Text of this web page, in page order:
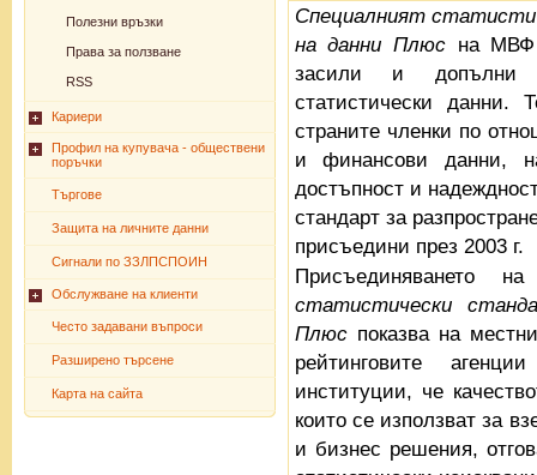
Полезни връзки
Права за ползване
RSS
Кариери
Профил на купувача - обществени
поръчки
Търгове
Защита на личните данни
Сигнали по ЗЗЛПСПОИН
Обслужване на клиенти
Често задавани въпроси
Разширено търсене
Карта на сайта
Специалният
на данни Плюсна МВФ
засили и допълни
статистически данни.
страните членки по
и финансови данни,
достъпност и
стандарт за
присъедини през 2003 г.
статистически
Плюспоказва на
рейтинговите
институции, че
които се използват за
и бизнес решения,